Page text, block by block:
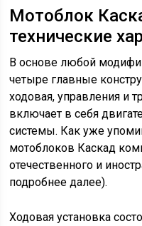
Мотоблок
технические
В основе любой
четыре главные
ходовая, управления и
включает в себя
системы. Как уже
мотоблоков Каскад
отечественного и
подробнее далее).
Ходовая установка